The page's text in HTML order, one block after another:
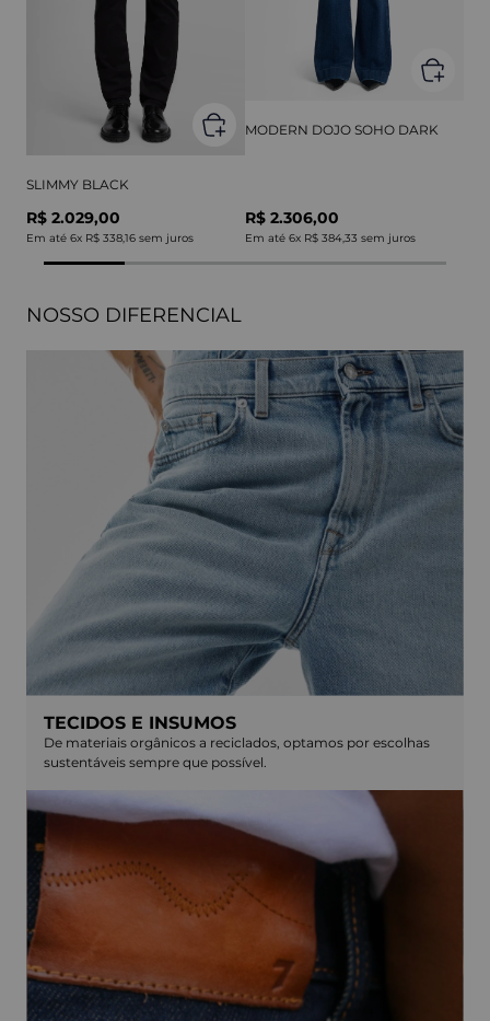
SLIMMY BLACK
R$ 2.029,00
Em até 6x R$ 338,16 sem juros
MODERN DOJO SOHO DARK
R$ 2.306,00
Em até 6x R$ 384,33 sem juros
NOSSO DIFERENCIAL
TECIDOS E INSUMOS
De materiais orgânicos a reciclados, optamos por escolhas
sustentáveis sempre que possível.